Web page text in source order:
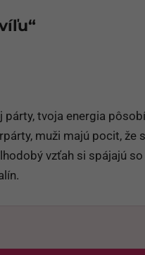
párty, tvoja energia pôsobí
muži majú pocit, že
vzťah si spájajú so